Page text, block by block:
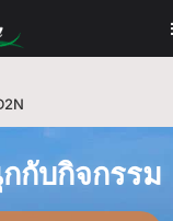
กับกิจกรรม